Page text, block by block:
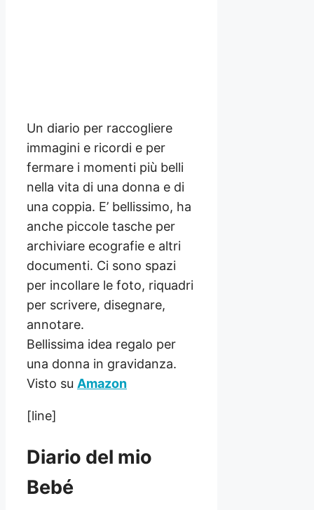
Un diario per raccogliere
immagini e ricordi e per
fermare i momenti più belli
nella vita di una donna e di
una coppia. E’ bellissimo, ha
anche piccole tasche per
archiviare ecografie e altri
documenti. Ci sono spazi
per incollare le foto, riquadri
per scrivere, disegnare,
annotare.
Bellissima idea regalo per
una donna in gravidanza.
Visto su Amazon
[line]
Diario del mio
Bebé